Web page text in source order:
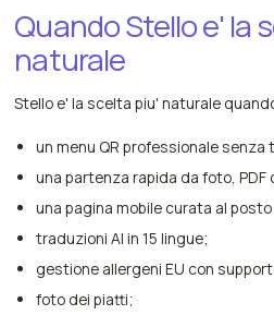
Quando Stello e' la
naturale
Stello e' la scelta piu' naturale
un menu QR professionale senza
una partenza rapida da foto, PDF
una pagina mobile curata al
traduzioni AI in 15 lingue;
gestione allergeni EU con
foto dei piatti;